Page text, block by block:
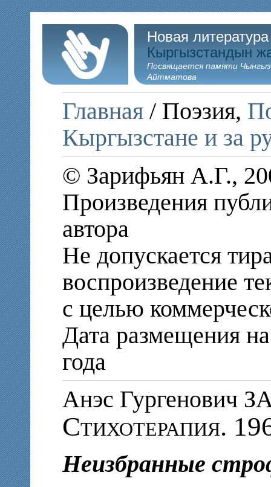
Новая
Кыргызстандын
Посвящается памяти
Айтматова
Главная / Поэзия,
Кыргызстане и за
© Зарифьян А.Г.,
Произведения
автора
Не допускается
воспроизведение
с целью
Дата размещения
года
Анэс Гургенович
Стихотерапия.
Неизбранные